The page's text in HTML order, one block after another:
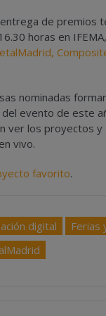
de premios
horas en
nominadas
evento de este
ver los proyectos y
vivo.
favorito.
digital
Ferias